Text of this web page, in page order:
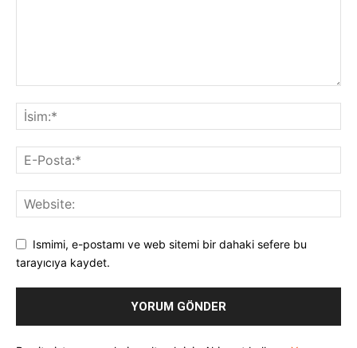
Ismimi, e-postamı ve web sitemi bir dahaki sefere bu
tarayıcıya kaydet.